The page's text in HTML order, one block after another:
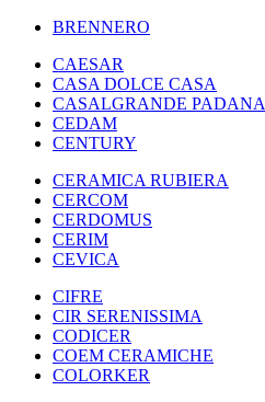
BRENNERO
CAESAR
CASA DOLCE CASA
CASALGRANDE PADANA
CEDAM
CENTURY
CERAMICA RUBIERA
CERCOM
CERDOMUS
CERIM
CEVICA
CIFRE
CIR SERENISSIMA
CODICER
COEM CERAMICHE
COLORKER